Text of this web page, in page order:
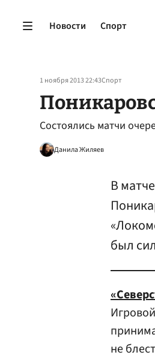
Новости Спорт
1 ноября 2013 22:43Спорт
Состоялись матчи
Данила Жиляев
В
был
не